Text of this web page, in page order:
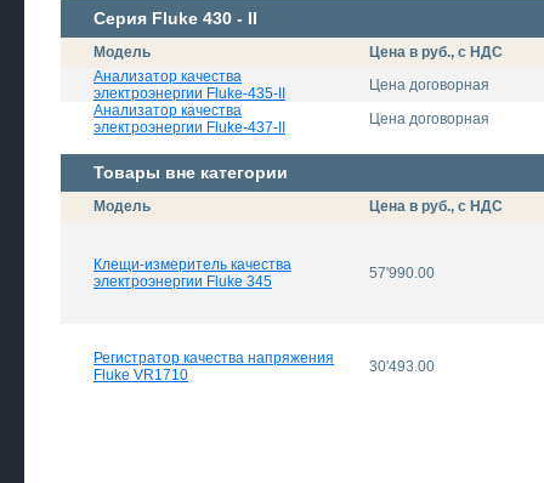
Серия Fluke 430 - II
Модель
Цена в руб., с НДС
Анализатор качества
электроэнергии Fluke-435-II
Цена договорная
Анализатор качества
электроэнергии Fluke-437-II
Цена договорная
Товары вне категории
Модель Цена в руб., с НДС
Клещи-измеритель качества
электроэнергии Fluke 345
57'990.00
Регистратор качества напряжения
Fluke VR1710
30'493.00